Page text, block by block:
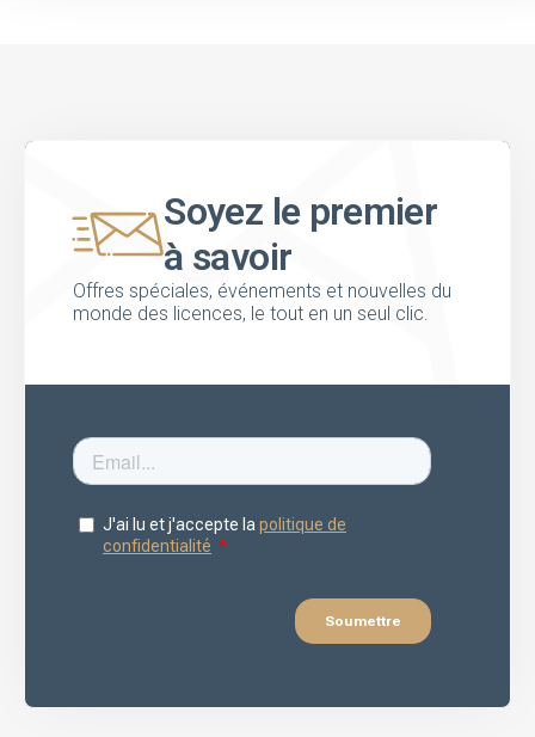
Soyez le premier
à savoir
Offres spéciales, événements et nouvelles du
monde des licences, le tout en un seul clic.